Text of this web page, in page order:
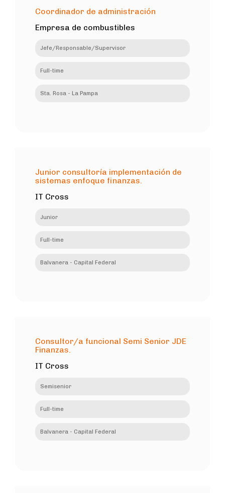
Coordinador de administración
Empresa de combustibles
Jefe/Responsable/Supervisor
Full-time
Sta. Rosa - La Pampa
Junior consultoría implementación de
sistemas enfoque finanzas.
IT Cross
Junior
Full-time
Balvanera - Capital Federal
Consultor/a funcional Semi Senior JDE
Finanzas.
IT Cross
Semisenior
Full-time
Balvanera - Capital Federal